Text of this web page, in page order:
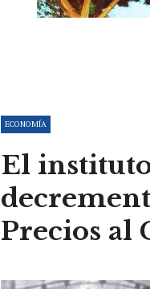
ECONOMÍA
El
Precios al